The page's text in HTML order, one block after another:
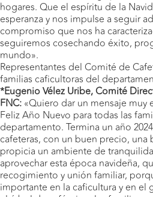
hogares. Que el espíritu de la
esperanza y nos impulse a seguir
compromiso que nos ha
seguiremos cosechando éxito,
mundo».
Representantes del Comité de
familias caficultoras del
*Eugenio Vélez Uribe, Comité
FNC: «Quiero dar un mensaje muy
Feliz Año Nuevo para todas las
departamento. Termina un año
cafeteras, con un buen precio,
propicia un ambiente de
aprovechar esta época navideña,
recogimiento y unión familiar,
importante en la caficultura y en el